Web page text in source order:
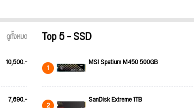
ดูทั้งหมด
10,500.-
7,690.-
Top 5 - SSD
1 MSI Spatium M450 500GB
2 SanDisk Extreme 1TB